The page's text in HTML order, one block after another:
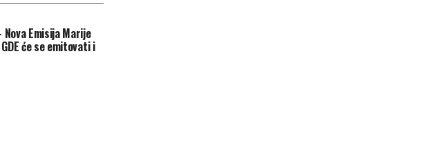
Nova Emisija Marije
će se emitovati i